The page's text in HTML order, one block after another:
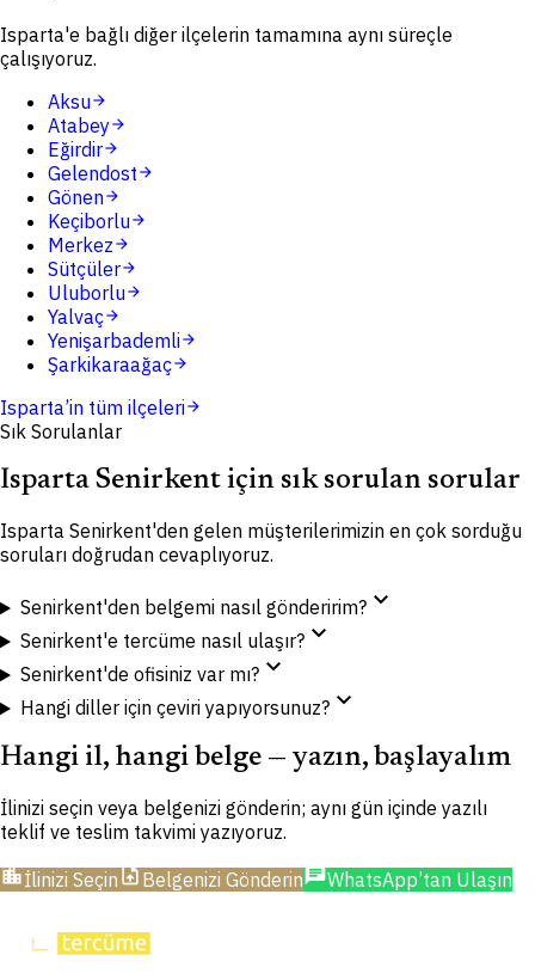
Isparta'e bağlı diğer ilçelerin tamamına aynı süreçle
çalışıyoruz.
Aksuarrow_forward
Atabeyarrow_forward
Eğirdirarrow_forward
Gelendostarrow_forward
Gönenarrow_forward
Keçiborluarrow_forward
Merkezarrow_forward
Sütçülerarrow_forward
Uluborluarrow_forward
Yalvaçarrow_forward
Yenişarbademliarrow_forward
Şarkikaraağaçarrow_forward
Isparta’in tüm ilçeleriarrow_forward
Sık Sorulanlar
Isparta Senirkent için sık sorulan sorular
Isparta Senirkent'den gelen müşterilerimizin en çok sorduğu
soruları doğrudan cevaplıyoruz.
Senirkent'den belgemi nasıl gönderirim?expand_more
Senirkent'e tercüme nasıl ulaşır?expand_more
Senirkent'de ofisiniz var mı?expand_more
Hangi diller için çeviri yapıyorsunuz?expand_more
Hangi il, hangi belge — yazın, başlayalım
İlinizi seçin veya belgenizi gönderin; aynı gün içinde yazılı
teklif ve teslim takvimi yazıyoruz.
location_cityİlinizi Seçinupload_fileBelgenizi GönderinchatWhatsApp’tan Ulaşın